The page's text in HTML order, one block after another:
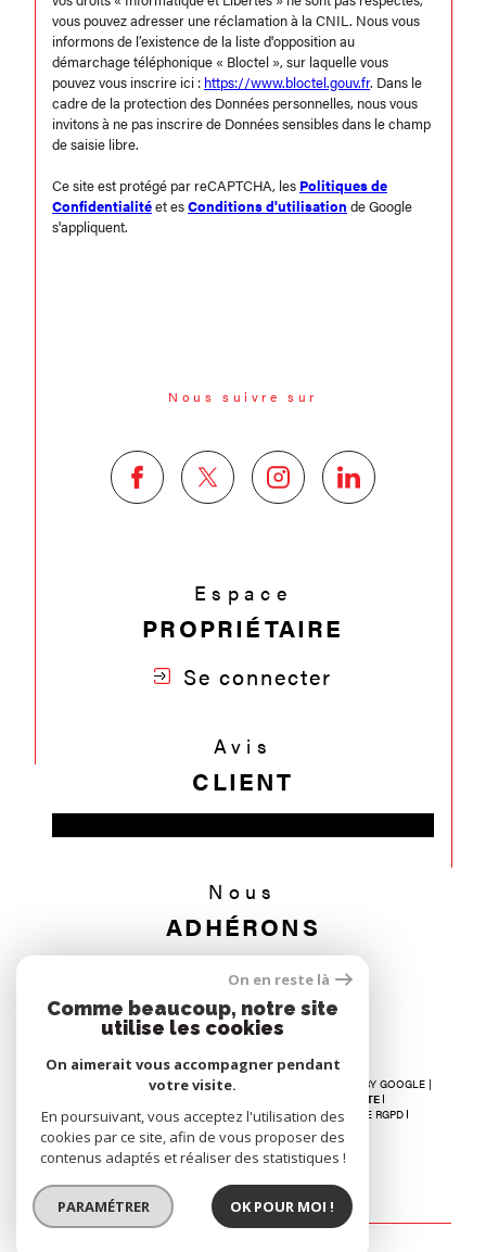
vous pouvez adresser une réclamation à la CNIL. Nous vous
informons de l’existence de la liste d'opposition au
démarchage téléphonique « Bloctel », sur laquelle vous
pouvez vous inscrire ici : https://www.bloctel.gouv.fr. Dans le
cadre de la protection des Données personnelles, nous vous
invitons à ne pas inscrire de Données sensibles dans le champ
de saisie libre.
Ce site est protégé par reCAPTCHA, les Politiques de
Confidentialitéet esConditions d'utilisation de Google
s'appliquent.
Nous suivre sur
Espace
PROPRIÉTAIRE
Se connecter
Avis
CLIENT
Nous
ADHÉRONS
© 2026 | TOUS DROITS RÉSERVÉS | TRADUCTION POWERED BY GOOGLE |
PLAN DU SITE
MENTIONS LÉGALES
ADMIN NOS LIENS
POLITIQUE RGPD
On en reste là
Comme beaucoup, notre site
utilise les cookies
On aimerait vous accompagner pendant
votre visite.
En poursuivant, vous acceptez l'utilisation des
cookies par ce site, afin de vous proposer des
contenus adaptés et réaliser des statistiques !
PARAMÉTRER OK POUR MOI !